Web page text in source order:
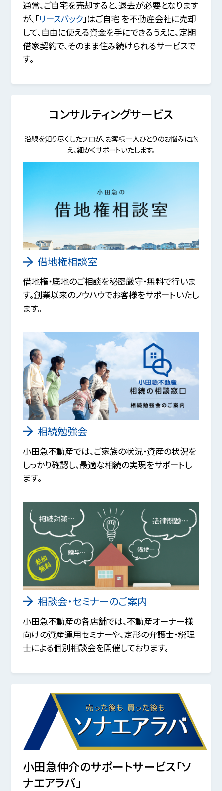
通常、ご自宅を売却すると、退去が必要となります
が、「リースバック」はご自宅 を不動産会社に売却
して、自由に使える資金を手にできるうえに、定期
借家契約で、そのまま住み続けられるサービスで
す。
コンサルティングサービス
沿線を知り尽くしたプロが、お客様一人ひとりのお悩みに応
え、細かくサポートいたします。
借地権相談室
借地権・底地のご相談を秘密厳守・無料で行いま
す。創業以来のノウハウでお客様をサポートいたし
ます。
相続勉強会
小田急不動産では、ご家族の状況・資産の状況を
しっかり確認し、最適な相続の実現をサポートし
ます。
相談会・セミナーのご案内
小田急不動産の各店舗では、不動産オーナー様
向けの資産運用セミナーや、定形の弁護士・税理
士による個別相談会を開催しております。
小田急仲介のサポートサービス「ソ
ナエアラバ」